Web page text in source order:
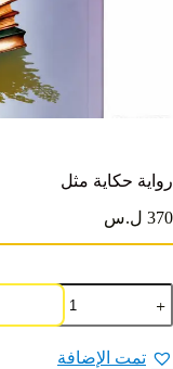
رواية حكاية مثل
370 ل.س
كمية
رواية
حكاية
مثل تمت الإضافة